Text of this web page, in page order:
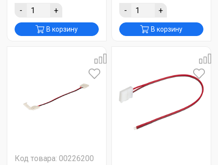
- +
В корзину
- +
В корзину
Код товара: 00226200